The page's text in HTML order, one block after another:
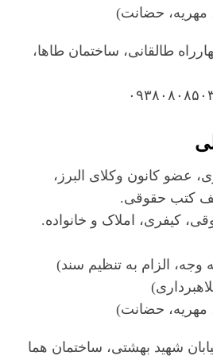
مهریه، حضانت)
طالقانی، ساختمان طاها،
عضو کانون وکلای البرز،
کتب حقوقی.
کیفری، املاک و خانواده.
الزام به تنظیم سند)
مهریه، حضانت)
شهید بهشتی، ساختمان هما